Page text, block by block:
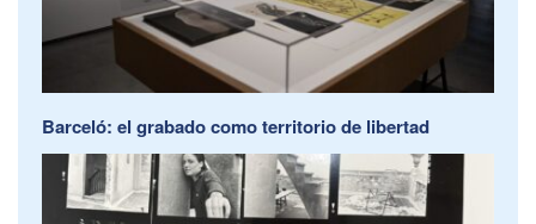
Barceló: el grabado como territorio de libertad